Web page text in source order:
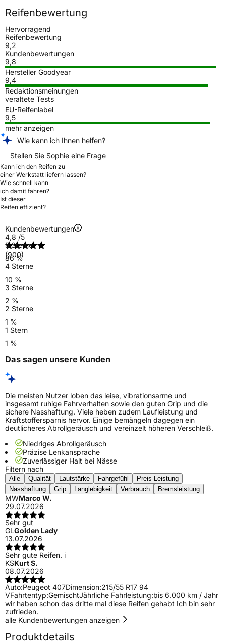
Reifenbewertung
Hervorragend
Reifenbewertung
9,2
Kundenbewertungen
9,8
Hersteller Goodyear
9,4
Redaktionsmeinungen
veraltete Tests
EU-Reifenlabel
9,5
mehr anzeigen
Wie kann ich Ihnen helfen?
Stellen Sie Sophie eine Frage
Kann ich den Reifen zu
einer Werkstatt liefern lassen?
Wie schnell kann
ich damit fahren?
Ist dieser
Reifen effizient?
Kundenbewertungen
4,8 /5
(900)
5 Sterne
86 %
4 Sterne
10 %
3 Sterne
2 %
2 Sterne
1 %
1 Stern
1 %
Das sagen unsere Kunden
Die meisten Nutzer loben das leise, vibrationsarme und
insgesamt ruhige Fahrverhalten sowie den guten Grip und die
sichere Nasshaftung. Viele heben zudem Laufleistung und
Kraftstoffersparnis hervor. Einige bemängeln dagegen ein
deutlicheres Abrollgeräusch und vereinzelt höheren Verschleiß.
Niedriges Abrollgeräusch
Präzise Lenkansprache
Zuverlässiger Halt bei Nässe
Filtern nach
Alle Qualität Lautstärke Fahrgefühl
Preis-Leistung
Nasshaftung
Grip Langlebigkeit Verbrauch Bremsleistung
MWMarco W.
29.07.2026
Sehr gut
GLGolden Lady
13.07.2026
Sehr gute Reifen. i
KSKurt S.
08.07.2026
Auto:Peugeot 407Dimension:215/55 R17 94
VFahrtentyp:GemischtJährliche Fahrleistung:bis 6.000 km / Jahr
wir haben schon das dritte mal diese Reifen gehabt Ich bin sehr
zufrieden.
alle Kundenbewertungen anzeigen
Produktdetails